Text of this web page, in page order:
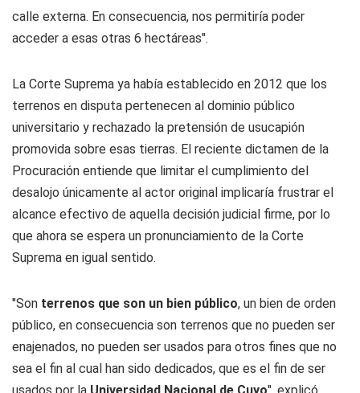
calle externa. En consecuencia, nos permitiría poder
acceder a esas otras 6 hectáreas".
La Corte Suprema ya había establecido en 2012 que los
terrenos en disputa pertenecen al dominio público
universitario y rechazado la pretensión de usucapión
promovida sobre esas tierras. El reciente dictamen de la
Procuración entiende que limitar el cumplimiento del
desalojo únicamente al actor original implicaría frustrar el
alcance efectivo de aquella decisión judicial firme, por lo
que ahora se espera un pronunciamiento de la Corte
Suprema en igual sentido.
"Son terrenos que son un bien público, un bien de orden
público, en consecuencia son terrenos que no pueden ser
enajenados, no pueden ser usados para otros fines que no
sea el fin al cual han sido dedicados, que es el fin de ser